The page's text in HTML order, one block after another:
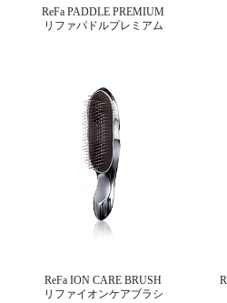
ReFa PADDLE PREMIUM
リファパドルプレミアム
ReFa ION CARE BRUSH
リファイオンケアブラシ